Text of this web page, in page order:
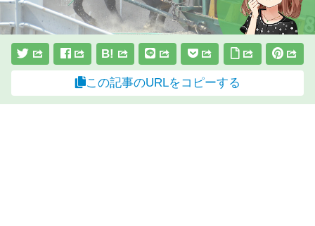
B!
この記事のURLをコピーする